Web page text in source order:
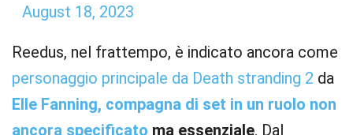
August 18, 2023
Reedus, nel frattempo, è indicato ancora come
personaggio principale da Death stranding 2 da
Elle Fanning, compagna di set in un ruolo non
ancora specificato ma essenziale. Dal